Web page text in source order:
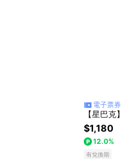
電子票券
$1,180
12.0%
有兌換期